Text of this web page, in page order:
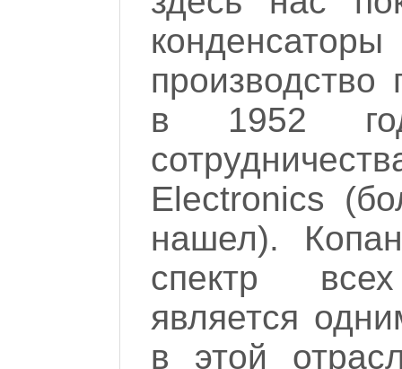
в 1952
Electronics
нашел).
спектр
является
в этой